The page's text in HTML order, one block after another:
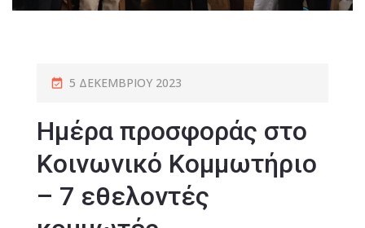
5 ΔΕΚΕΜΒΡΊΟΥ 2023
Ημέρα προσφοράς στο
Κοινωνικό Κομμωτήριο
– 7 εθελοντές